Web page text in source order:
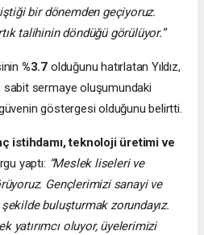
bir dönemden geçiyoruz.
talihinin döndüğü görülüyor.”
%3.7 olduğunu hatırlatan Yıldız,
sabit sermaye oluşumundaki
güvenin göstergesi olduğunu belirtti.
istihdamı, teknoloji üretimi ve
yaptı: “Meslek liseleri ve
Gençlerimizi sanayi ve
buluşturmak zorundayız.
yatırımcı oluyor, üyelerimizi